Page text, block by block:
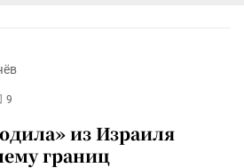
9
из Израиля
границ